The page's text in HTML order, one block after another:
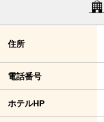
住所
電話番号
ホテルHP